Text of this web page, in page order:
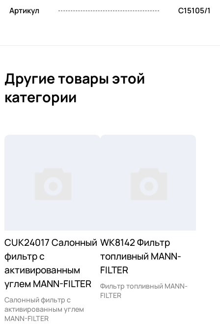
Артикул C15105/1
Другие товары этой
категории
CUK24017 Салонный
фильтр с
активированным
углем MANN-FILTER
Салонный фильтр с
активированным углем
MANN-FILTER
WK8142 Фильтр
топливный MANN-
FILTER
Фильтр топливный MANN-
FILTER